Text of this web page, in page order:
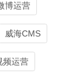
博运营
威海CMS
频运营